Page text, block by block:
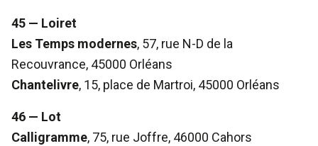
45 — Loiret
Les Temps modernes, 57, rue N-D de la
Recouvrance, 45000 Orléans
Chantelivre, 15, place de Martroi, 45000 Orléans
46 — Lot
Calligramme, 75, rue Joffre, 46000 Cahors